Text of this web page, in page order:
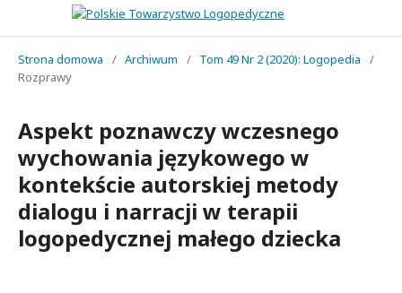
Strona domowa / Archiwum / Tom 49 Nr 2 (2020): Logopedia
/
Rozprawy
Aspekt poznawczy wczesnego
wychowania językowego w
kontekście autorskiej metody
dialogu i narracji w terapii
logopedycznej małego dziecka